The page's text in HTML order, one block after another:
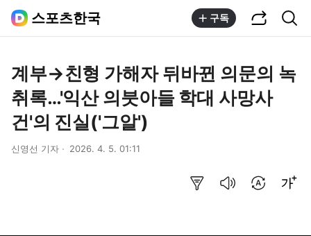
스포츠한국 구독
계부→친형 가해자 뒤바뀐 의문의 녹
취록…'익산 의붓아들 학대 사망사
건'의 진실('그알')
신영선 기자 2026. 4. 5. 01:11